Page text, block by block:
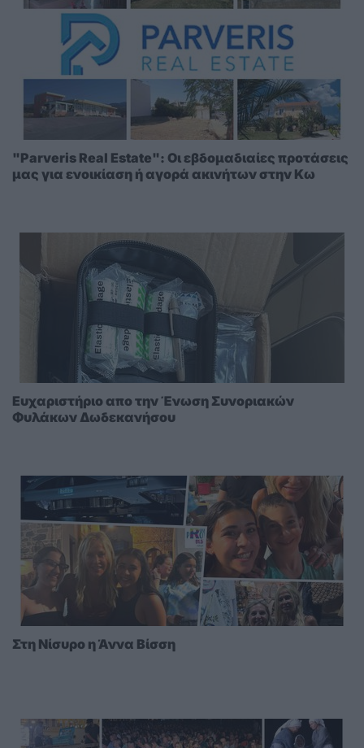
"Parveris Real Estate": Οι εβδομαδιαίες προτάσεις
μας για ενοικίαση ή αγορά ακινήτων στην Κω
Ευχαριστήριο απο την Ένωση Συνοριακών
Φυλάκων Δωδεκανήσου
Στη Νίσυρο η Άννα Βίσση